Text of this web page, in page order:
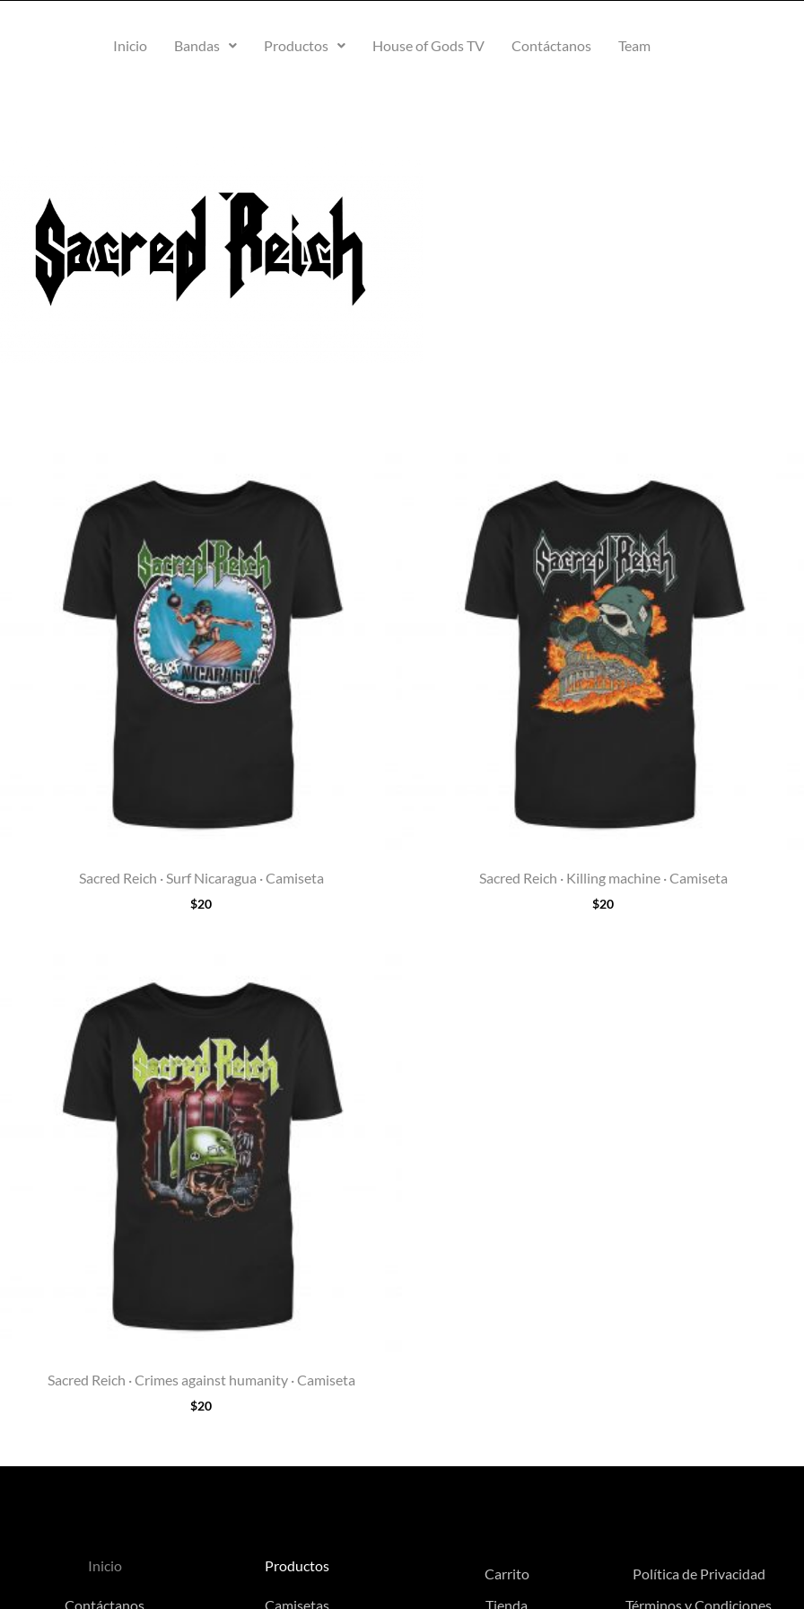
Inicio Bandas Productos House of Gods TV Contáctanos Team
Sacred Reich · Surf Nicaragua · Camiseta
$20
Sacred Reich · Killing machine · Camiseta
$20
Sacred Reich · Crimes against humanity · Camiseta
$20
Inicio
Contáctanos
Productos
Camisetas
Carrito
Tienda
Política de Privacidad
Términos y Condiciones